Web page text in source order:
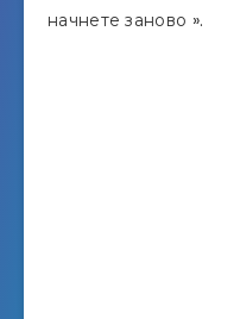
начнете заново ».